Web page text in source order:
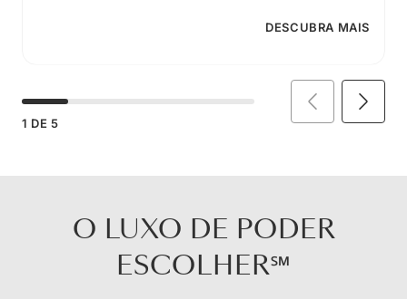
DESCUBRA MAIS
1 DE 5
O LUXO DE PODER
ESCOLHER℠